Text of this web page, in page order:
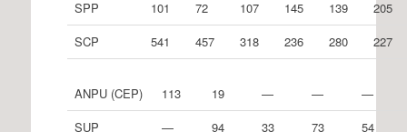
SPP
101 72 107 145 139
205
SCP
541 457 318 236 280 227
ANPU (CEP) 113 19 — —
—
SUP
— 94 33 73
54